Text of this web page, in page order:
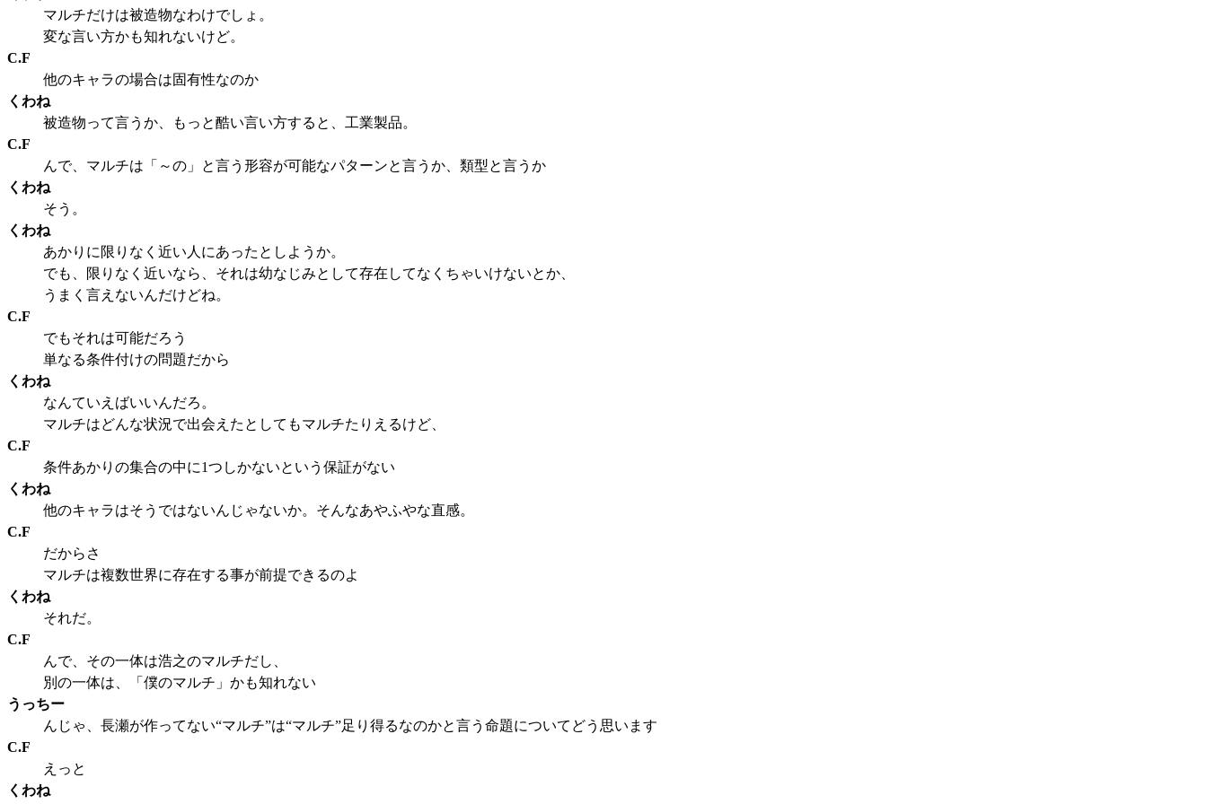
マルチだけは被造物なわけでしょ。
変な言い方かも知れないけど。
C.F
他のキャラの場合は固有性なのか
くわね
被造物って言うか、もっと酷い言い方すると、工業製品。
C.F
んで、マルチは「～の」と言う形容が可能なパターンと言うか、類型と言うか
くわね
そう。
くわね
あかりに限りなく近い人にあったとしようか。
でも、限りなく近いなら、それは幼なじみとして存在してなくちゃいけないとか、
うまく言えないんだけどね。
C.F
でもそれは可能だろう
単なる条件付けの問題だから
くわね
なんていえばいいんだろ。
マルチはどんな状況で出会えたとしてもマルチたりえるけど、
C.F
条件あかりの集合の中に1つしかないという保証がない
くわね
他のキャラはそうではないんじゃないか。そんなあやふやな直感。
C.F
だからさ
マルチは複数世界に存在する事が前提できるのよ
くわね
それだ。
C.F
んで、その一体は浩之のマルチだし、
別の一体は、「僕のマルチ」かも知れない
うっちー
んじゃ、長瀬が作ってない“マルチ”は“マルチ”足り得るなのかと言う命題についてどう思います
C.F
えっと
くわね